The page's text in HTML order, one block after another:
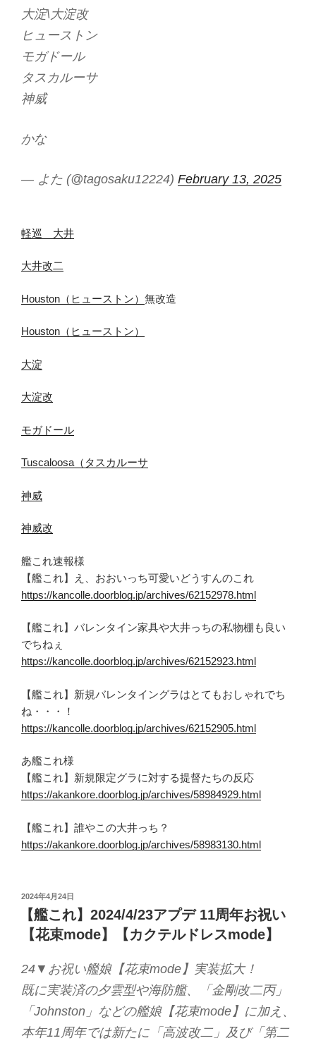
大淀\大淀改
ヒューストン
モガドール
タスカルーサ
神威
かな
— よた (@tagosaku12224) February 13, 2025
軽巡 大井
大井改二
Houston（ヒューストン） 無改造
Houston（ヒューストン）
大淀
大淀改
モガドール
Tuscaloosa（タスカルーサ
神威
神威改
艦これ速報様
【艦これ】え、おおいっち可愛いどうすんのこれ
https://kancolle.doorblog.jp/archives/62152978.html
【艦これ】バレンタイン家具や大井っちの私物棚も良い
でちねぇ
https://kancolle.doorblog.jp/archives/62152923.html
【艦これ】新規バレンタイングラはとてもおしゃれでち
ね・・・！
https://kancolle.doorblog.jp/archives/62152905.html
あ艦これ様
【艦これ】新規限定グラに対する提督たちの反応
https://akankore.doorblog.jp/archives/58984929.html
【艦これ】誰やこの大井っち？
https://akankore.doorblog.jp/archives/58983130.html
投
日:
2024年4月24日
【艦これ】2024/4/23アプデ 11周年お祝い
【花束mode】【カクテルドレスmode】
24▼お祝い艦娘【花束mode】実装拡大！
既に実装済の夕雲型や海防艦、「金剛改二丙」
「Johnston」などの艦娘【花束mode】に加え、
本年11周年では新たに「高波改二」及び「第二